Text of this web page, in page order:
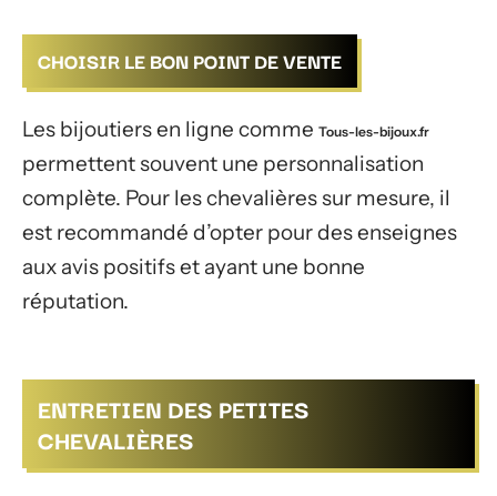
CHOISIR LE BON POINT DE VENTE
Les bijoutiers en ligne comme Tous-les-bijoux.fr
permettent souvent une personnalisation
complète. Pour les chevalières sur mesure, il
est recommandé d’opter pour des enseignes
aux avis positifs et ayant une bonne
réputation.
ENTRETIEN DES PETITES
CHEVALIÈRES